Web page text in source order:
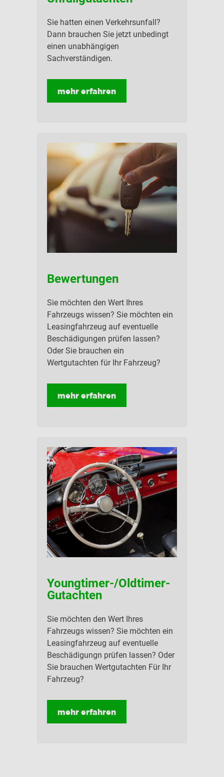
Sie hatten einen Verkehrsunfall?
Dann brauchen Sie jetzt unbedingt
einen unabhängigen
Sachverständigen.
mehr erfahren
Bewertungen
Sie möchten den Wert Ihres
Fahrzeugs wissen? Sie möchten ein
Leasingfahrzeug auf eventuelle
Beschädigungen prüfen lassen?
Oder Sie brauchen ein
Wertgutachten für Ihr Fahrzeug?
mehr erfahren
Youngtimer-/Oldtimer-
Gutachten
Sie möchten den Wert Ihres
Fahrzeugs wissen? Sie möchten ein
Leasingfahrzeug auf eventuelle
Beschädigungn prüfen lassen? Oder
Sie brauchen Wertgutachten Für Ihr
Fahrzeug?
mehr erfahren